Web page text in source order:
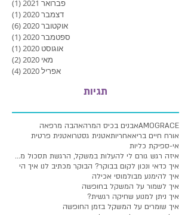
פברואר 2021
(1)
דצמבר 2020
(1)
אוקטובר 2020
(6)
ספטמבר 2020
(1)
אוגוסט 2020
(1)
מאי 2020
(2)
אפריל 2020
(4)
תגיות
AMOGRACEאבנים בכיס המרהאהבה מרפאה
אורח חיים בריאאחריותאטנית גסטרואטנית פרטית
אי-ספיקת כליות
איזה רגש גורם לי להעלות במשקל, הרגשת תסכול מעלייה
איך כדאי ונכון לקום בבוקר? הבוקר מכתיב לנו איך הי
איך להימנע מבולמוסי אכילה
איך לשמור על המשקל בחופשה
איך ניתן למנוע שחיקה רגשית?
איך שומרים על המשקל בזמן החופשה